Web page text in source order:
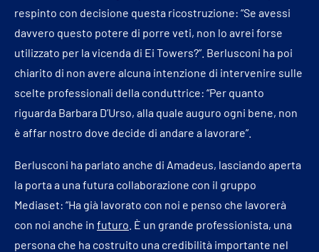
respinto con decisione questa ricostruzione: “Se avessi
davvero questo potere di porre veti, non lo avrei forse
utilizzato per la vicenda di Ei Towers?”. Berlusconi ha poi
chiarito di non avere alcuna intenzione di intervenire sulle
scelte professionali della conduttrice: “Per quanto
riguarda Barbara D’Urso, alla quale auguro ogni bene, non
è affar nostro dove decide di andare a lavorare”.
Berlusconi ha parlato anche di Amadeus, lasciando aperta
la porta a una futura collaborazione con il gruppo
Mediaset: “Ha già lavorato con noi e penso che lavorerà
con noi anche in futuro . È un grande professionista, una
persona che ha costruito una credibilità importante nel